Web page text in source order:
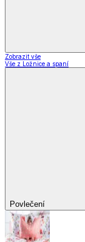
Zobrazit vše
Vše z Ložnice a spaní
Povlečení